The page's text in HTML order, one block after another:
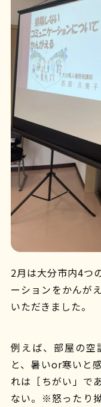
2月は大分市内4つ
ーションをかんが
いただきました。
例えば、部屋の空
と、暑いor寒いと
れは［ちがい」で
ない。※怒ったり